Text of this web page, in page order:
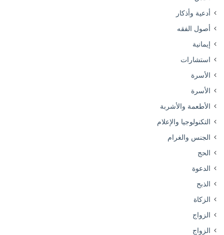
أدعية وأذكار
أصول الفقه
إيمانية
استشارات
الأسرة
الأسرة
الأطعمة والأشربة
التكنولوجيا والإعلام
الجنس والغرام
الحج
الدعوة
الذبح
الزكاة
الزواج
الزواج